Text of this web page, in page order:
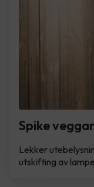
Spike
Lekker
utskifting av